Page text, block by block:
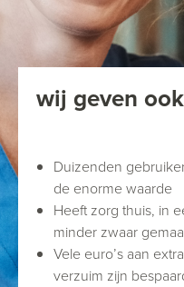
wij geven
Duizenden
de enorme waarde
Heeft zorg thuis, in
minder zwaar
Vele euro’s aan
verzuim zijn